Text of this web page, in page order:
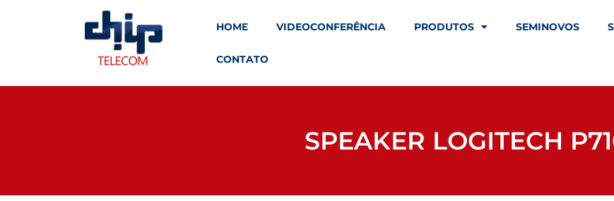
HOME VIDEOCONFERÊNCIA PRODUTOS SEMINOVOS
CONTATO
SPEAKER LOGITECH